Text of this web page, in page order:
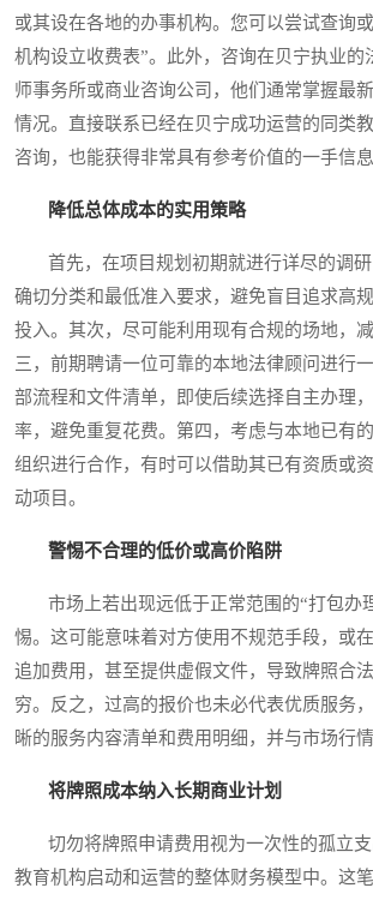
或其设在各地的办事机构。您可以尝试查询
机构设立收费表”。此外，咨询在贝宁执业的
师事务所或商业咨询公司，他们通常掌握最
情况。直接联系已经在贝宁成功运营的同类
咨询，也能获得非常具有参考价值的一手信息
降低总体成本的实用策略
首先，在项目规划初期就进行详尽的调研
确切分类和最低准入要求，避免盲目追求高
投入。其次，尽可能利用现有合规的场地，
三，前期聘请一位可靠的本地法律顾问进行
部流程和文件清单，即使后续选择自主办理
率，避免重复花费。第四，考虑与本地已有
组织进行合作，有时可以借助其已有资质或
动项目。
警惕不合理的低价或高价陷阱
市场上若出现远低于正常范围的“打包办
惕。这可能意味着对方使用不规范手段，或
追加费用，甚至提供虚假文件，导致牌照合
穷。反之，过高的报价也未必代表优质服务
晰的服务内容清单和费用明细，并与市场行情
将牌照成本纳入长期商业计划
切勿将牌照申请费用视为一次性的孤立支
教育机构启动和运营的整体财务模型中。这